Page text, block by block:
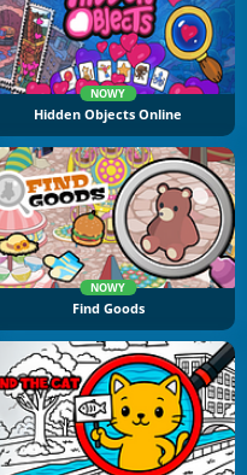
NOWY
Hidden Objects Online
NOWY
Find Goods